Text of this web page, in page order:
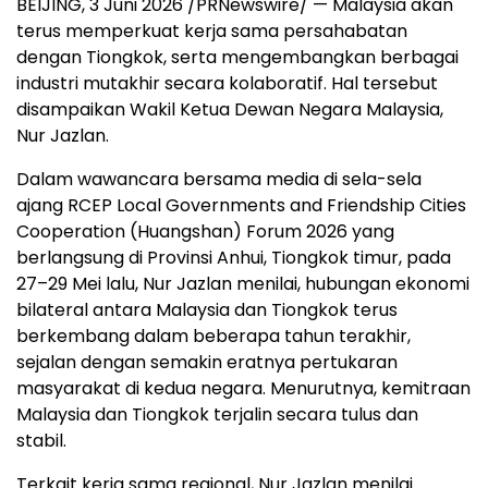
BEIJING, 3 Juni 2026 /PRNewswire/ — Malaysia akan
terus memperkuat kerja sama persahabatan
dengan Tiongkok, serta mengembangkan berbagai
industri mutakhir secara kolaboratif. Hal tersebut
disampaikan Wakil Ketua Dewan Negara Malaysia,
Nur Jazlan.
Dalam wawancara bersama media di sela-sela
ajang RCEP Local Governments and Friendship Cities
Cooperation (Huangshan) Forum 2026 yang
berlangsung di Provinsi Anhui, Tiongkok timur, pada
27–29 Mei lalu, Nur Jazlan menilai, hubungan ekonomi
bilateral antara Malaysia dan Tiongkok terus
berkembang dalam beberapa tahun terakhir,
sejalan dengan semakin eratnya pertukaran
masyarakat di kedua negara. Menurutnya, kemitraan
Malaysia dan Tiongkok terjalin secara tulus dan
stabil.